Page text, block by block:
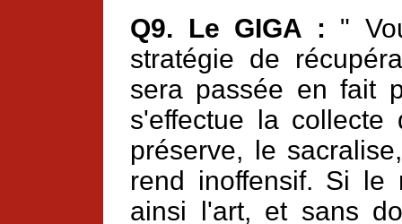
Q9. Le GIGA : "
stratégie de
sera passée en fait
s'effectue la
préserve, le
rend inoffensif. Si le
ainsi l'art, et sans